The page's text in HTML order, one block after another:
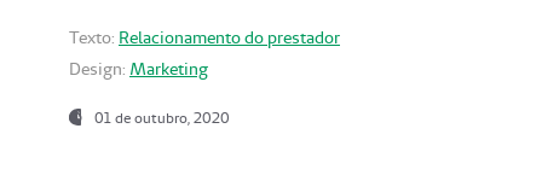
Texto: Relacionamento do prestador
Design: Marketing
01 de outubro, 2020